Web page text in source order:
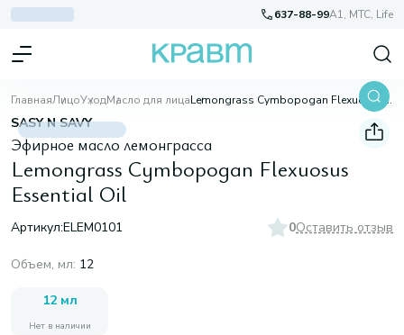
637-88-99A1, МТС, Life
ГлавнаяЛицоУходМасло для лица Lemongrass Cymbopogan Flexuosus Essential Oil
SASY N SAVY
Эфирное масло лемонграсса
Lemongrass Cymbopogan Flexuosus
Essential Oil
Артикул:ELEM0101 0Оставить отзыв
Объем, мл: 12
12 мл
Нет в наличии